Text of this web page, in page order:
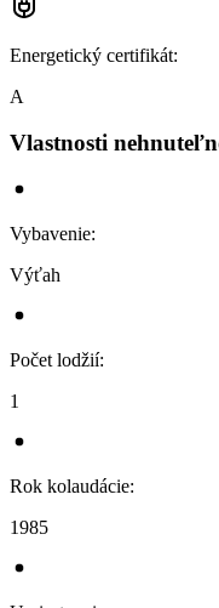
Energetický certifikát:
A
Vlastnosti
Vybavenie:
Výťah
Počet lodžií:
1
Rok kolaudácie:
1985